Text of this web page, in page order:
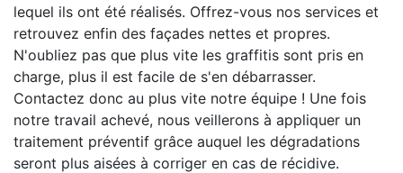
lequel ils ont été réalisés. Offrez-vous nos services et
retrouvez enfin des façades nettes et propres.
N'oubliez pas que plus vite les graffitis sont pris en
charge, plus il est facile de s'en débarrasser.
Contactez donc au plus vite notre équipe ! Une fois
notre travail achevé, nous veillerons à appliquer un
traitement préventif grâce auquel les dégradations
seront plus aisées à corriger en cas de récidive.